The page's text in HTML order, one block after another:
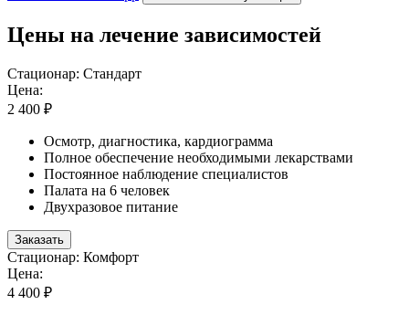
Цены на лечение зависимостей
Стационар: Стандарт
Цена:
2 400 ₽
Осмотр, диагностика, кардиограмма
Полное обеспечение необходимыми лекарствами
Постоянное наблюдение специалистов
Палата на 6 человек
Двухразовое питание
Заказать
Стационар: Комфорт
Цена:
4 400 ₽